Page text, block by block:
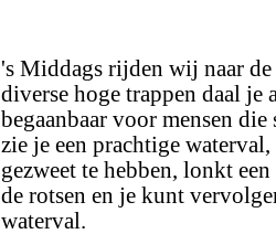
's Middags rijden wij naar
diverse hoge trappen daal je
begaanbaar voor mensen
zie je een prachtige
gezweet te hebben, lonkt
de rotsen en je kunt
waterval.